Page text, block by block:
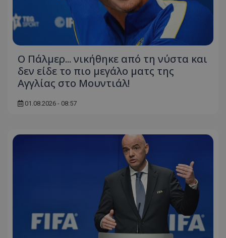
Ο Πάλμερ... νικήθηκε από τη νύστα και
δεν είδε το πιο μεγάλο ματς της
Αγγλίας στο Μουντιάλ!
01.08.2026 - 08:57